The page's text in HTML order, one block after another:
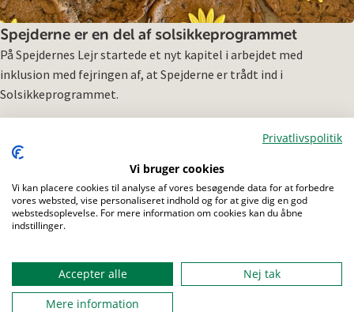
Spejderne er en del af solsikkeprogrammet
På Spejdernes Lejr startede et nyt kapitel i arbejdet med
inklusion med fejringen af, at Spejderne er trådt ind i
Solsikkeprogrammet.
Menu
Privatlivspolitik
Vi bruger cookies
Vi kan placere cookies til analyse af vores besøgende data for at forbedre
vores websted, vise personaliseret indhold og for at give dig en god
webstedsoplevelse. For mere information om cookies kan du åbne
indstillinger.
Accepter alle
Nej tak
Mere information